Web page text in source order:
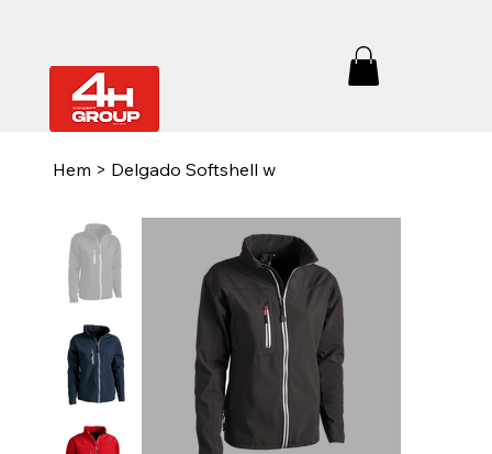
Hem > Delgado Softshell w